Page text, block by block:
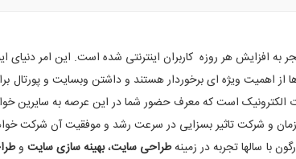
افزایش هر روزه کاربران اینترنتی شده است. این امر دنیای
اهمیت ویژه ای برخوردار هستند و داشتن وبسایت و
الکترونیک است که معرف حضور شما در این عرصه به سایرین
و شرکت تاثیر بسزایی در سرعت رشد و موفقیت آن شرکت
با سالها تجربه در زمینهطراحی سایت،بهینه سازی سایت و